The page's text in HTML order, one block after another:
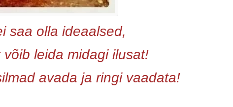
saa olla ideaalsed,
leida midagi ilusat!
avada ja ringi vaadata!